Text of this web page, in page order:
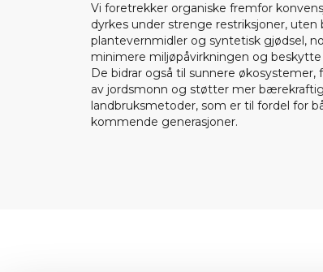
Vi foretrekker organiske fremfor
dyrkes under strenge restriksjoner, uten
plantevernmidler og syntetisk gjødsel,
minimere miljøpåvirkningen og
De bidrar også til sunnere
av jordsmonn og støtter mer
landbruksmetoder, som er til fordel for
kommende generasjoner.